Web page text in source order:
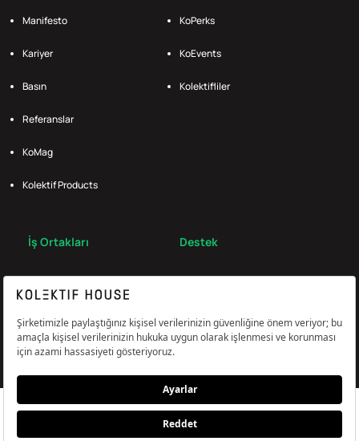
Manifesto
Kariyer
Basın
Referanslar
KoMag
Kolektif Products
KoPerks
KoEvents
Kolektifliler
İş Ortakları Destek
Çerez Tercihlerini Yönetin